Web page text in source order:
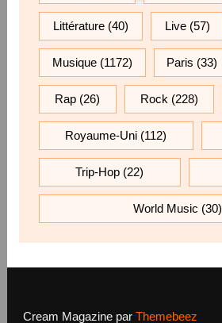
Littérature(40) Live (57)
Musique(1172) Paris (33)
Rap (26) Rock(228)
Royaume-Uni (112)
Trip-Hop (22)
World Music (30)
Cream Magazine par Themebeez